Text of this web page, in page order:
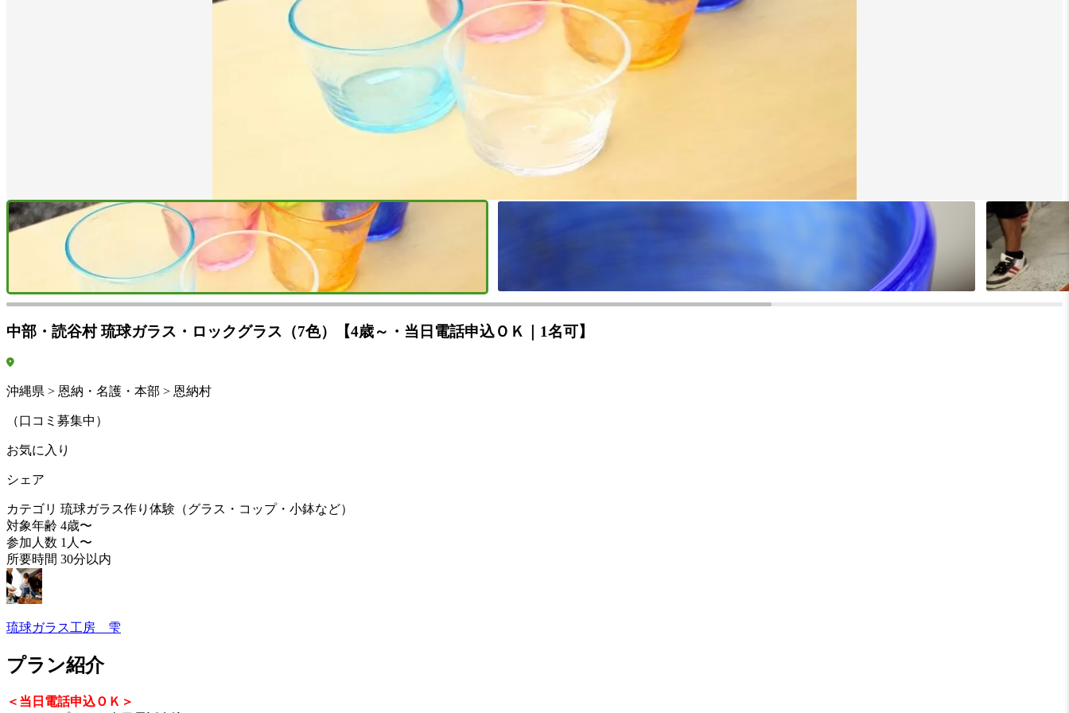
中部・読谷村 琉球ガラス・ロックグラス（7色）【4歳～・当日電話申込ＯＫ｜1名可】
沖縄県 > 恩納・名護・本部 > 恩納村
（口コミ募集中）
お気に入り
シェア
カテゴリ 琉球ガラス作り体験（グラス・コップ・小鉢など）
対象年齢 4歳〜
参加人数 1人〜
所要時間 30分以内
琉球ガラス工房 雫
プラン紹介
＜当日電話申込ＯＫ＞